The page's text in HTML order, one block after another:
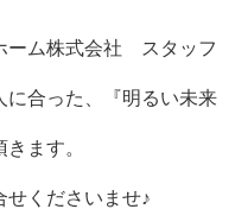
ーム株式会社 スタッフ
に合った、『明るい未来
ます。
せくださいませ♪